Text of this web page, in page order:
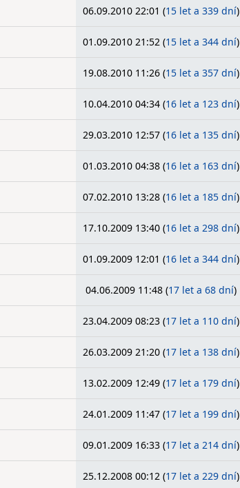
06.09.2010 22:01 (15 let a 339 dní)
01.09.2010 21:52 (15 let a 344 dní)
19.08.2010 11:26 (15 let a 357 dní)
10.04.2010 04:34 (16 let a 123 dní)
29.03.2010 12:57 (16 let a 135 dní)
01.03.2010 04:38 (16 let a 163 dní)
07.02.2010 13:28 (16 let a 185 dní)
17.10.2009 13:40 (16 let a 298 dní)
01.09.2009 12:01 (16 let a 344 dní)
04.06.2009 11:48 (17 let a 68 dní)
23.04.2009 08:23 (17 let a 110 dní)
26.03.2009 21:20 (17 let a 138 dní)
13.02.2009 12:49 (17 let a 179 dní)
24.01.2009 11:47 (17 let a 199 dní)
09.01.2009 16:33 (17 let a 214 dní)
25.12.2008 00:12 (17 let a 229 dní)